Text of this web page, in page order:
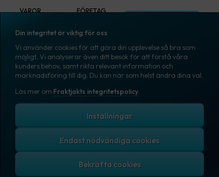
VAROR
Märkning
Emballage
Emballagetillbehör
Kontorsvaror
FÖRETAG
Pressrum
Medarbetare
Jobb & karriär
Nyhetsarkiv
Blogg
Skapa konto
Copyright © 2007 – 2026 Fraktjakt AB. All rights reserved.
Din integritet är viktig för oss
Vi använder cookies för att göra din upplevelse så bra som
möjligt. Vi analyserar även ditt besök för att förstå våra
kunders behov, samt rikta relevant information och
marknadsföring till dig. Du kan när som helst ändra dina val.
Läs mer om Fraktjakts integritetspolicy.
Inställningar
Endast nödvändiga cookies